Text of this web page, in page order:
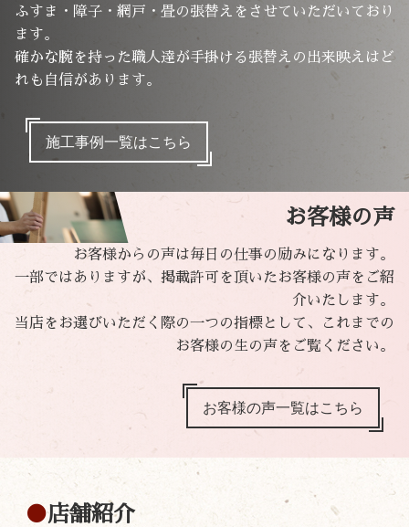
ふすま・障子・網戸・畳の張替えをさせていただいており
ます。
確かな腕を持った職人達が手掛ける張替えの出来映えはど
れも自信があります。
施工事例一覧はこちら
お客様の声
お客様からの声は毎日の仕事の励みになります。
一部ではありますが、掲載許可を頂いたお客様の声をご紹
介いたします。
当店をお選びいただく際の一つの指標として、これまでの
お客様の生の声をご覧ください。
お客様の声一覧はこちら
店舗紹介